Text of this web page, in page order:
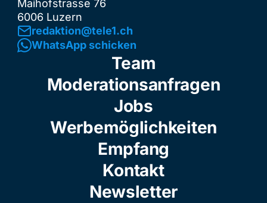
Maihofstrasse 76
6006 Luzern
redaktion@tele1.ch
WhatsApp schicken
Team
Moderationsanfragen
Jobs
Werbemöglichkeiten
Empfang
Kontakt
Newsletter